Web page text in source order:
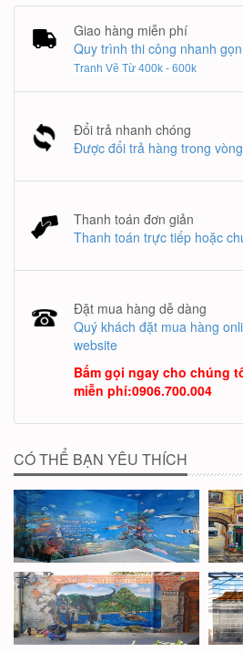
Giao hàng miễn phí
Quy trình thi công nhanh
Tranh Vẽ Từ 400k - 600k
Đổi trả nhanh chóng
Được đổi trả hàng trong
Thanh toán đơn giản
Thanh toán trực tiếp hoặc
Đặt mua hàng dễ dàng
Quý khách đặt mua hàng
website
Bấm gọi ngay cho chúng
miễn phí:0906.700.004
CÓ THỂ BẠN YÊU THÍCH